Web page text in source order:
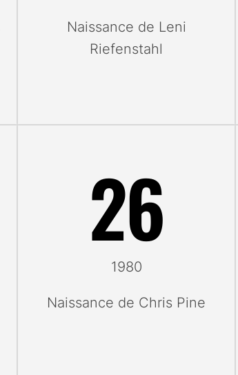
Naissance de Leni
Riefenstahl
26
1980
Naissance de Chris Pine